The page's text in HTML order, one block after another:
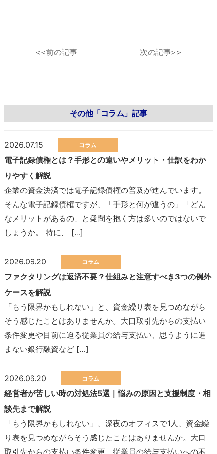
<<前の記事 次の記事>>
その他「コラム」記事
2026.07.15 コラム
電子記録債権とは？手形との違いやメリット・仕訳をわか
りやすく解説
企業の資金決済では電子記録債権の普及が進んでいます。
そんな電子記録債権ですが、「手形と何が違うの」「どん
なメリットがあるの」と疑問を抱く方は多いのではないで
しょうか。 特に、 […]
2026.06.20 コラム
ファクタリングは返済不要？仕組みと注意すべき3つの例外
ケースを解説
「もう限界かもしれない」と、資金繰り表を見つめながら
そう感じたことはありませんか。大口取引先からの支払い
条件変更や目前に迫る従業員の給与支払い、思うように進
まない銀行融資など […]
2026.06.20 コラム
経営者が苦しい時の対処法5選｜悩みの原因と支援制度・相
談先まで解説
「もう限界かもしれない」、深夜のオフィスで1人、資金繰
り表を見つめながらそう感じたことはありませんか。大口
取引先からの支払い条件変更、従業員の給与支払いへの不